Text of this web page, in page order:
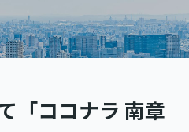
「ココナラ 南章